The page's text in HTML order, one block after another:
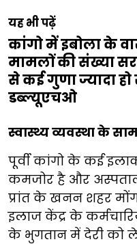
यह भी पढ़ें
कांगो में इबोला के
मामलों की संख्या
से कई गुणा ज्यादा
डब्ल्यूएचओ
स्वास्थ्य व्यवस्था के
पूर्वी कांगो के कई
कमजोर है और
प्रांत के खनन शहर
इलाज केंद्र के
के भुगतान में देरी को